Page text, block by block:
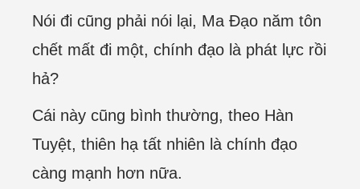
Nói đi cũng phải nói lại, Ma Đạo năm tôn
chết mất đi một, chính đạo là phát lực rồi
hả?
Cái này cũng bình thường, theo Hàn
Tuyệt, thiên hạ tất nhiên là chính đạo
càng mạnh hơn nữa.